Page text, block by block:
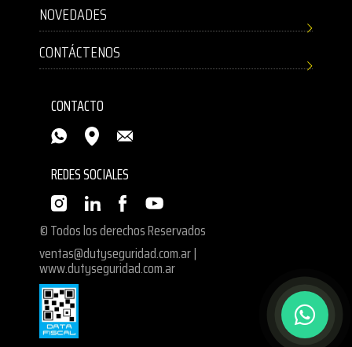
NOVEDADES
CONTÁCTENOS
CONTACTO
REDES SOCIALES
© Todos los derechos Reservados
ventas@dutyseguridad.com.ar|
www.dutyseguridad.com.ar